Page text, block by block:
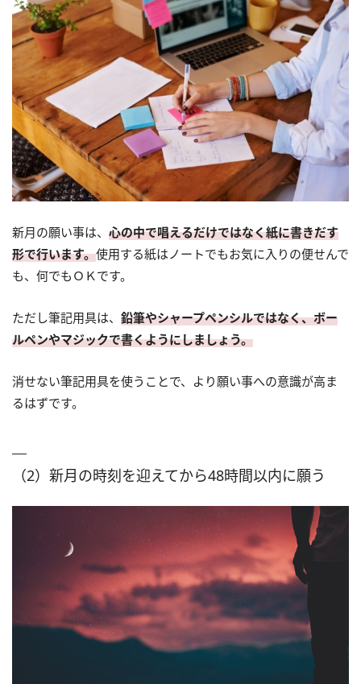
新月の願い事は、 心の中で唱えるだけではなく紙に書きだす
形で行います。使用する紙はノートでもお気に入りの便せんで
も、何でもＯＫです。
ただし筆記用具は、 鉛筆やシャープペンシルではなく、ボー
ルペンやマジックで書くようにしましょう。
消せない筆記用具を使うことで、より願い事への意識が高ま
るはずです。
（2）新月の時刻を迎えてから48時間以内に願う